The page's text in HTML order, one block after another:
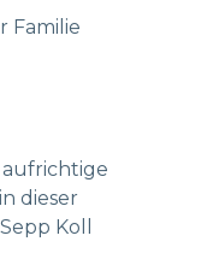
Familie
aufrichtige
dieser
Koll